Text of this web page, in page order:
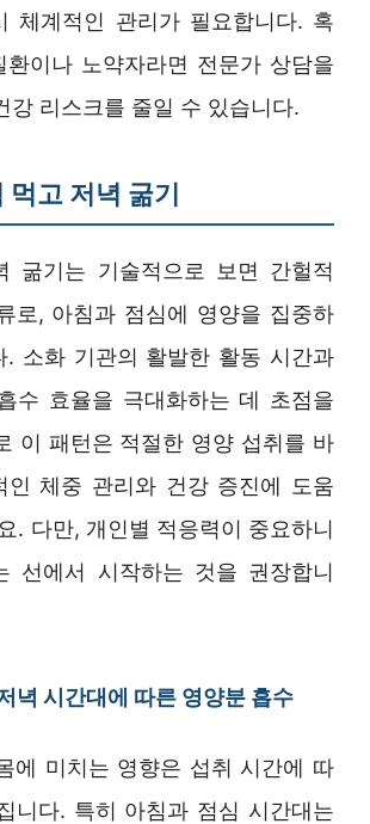
체계적인 관리가 필요합니다. 혹
환이나 노약자라면 전문가 상담을
강 리스크를 줄일 수 있습니다.
먹고 저녁 굶기
굶기는 기술적으로 보면 간헐적
로, 아침과 점심에 영양을 집중하
. 소화 기관의 활발한 활동 시간과
수 효율을 극대화하는 데 초점을
이 패턴은 적절한 영양 섭취를 바
인 체중 관리와 건강 증진에 도움
. 다만, 개인별 적응력이 중요하니
선에서 시작하는 것을 권장합니
녁 시간대에 따른 영양분 흡수
에 미치는 영향은 섭취 시간에 따
니다. 특히 아침과 점심 시간대는